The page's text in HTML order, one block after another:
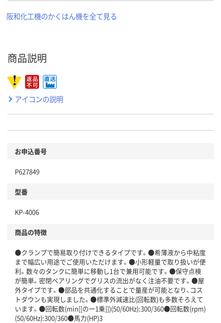
阪和化工機のかくはん機を全て見る
商品説明
アイコンの説明
お申込番号
P627849
型番
KP-4006
商品の特徴
●クランプで簡易取り付けできるタイプです。●希薄液から中粘度
まで幅広い用途でご使用いただけます。●小形軽量で取り扱いが便
利。数々のタンクに簡単に移動し1台で兼用可能です。●保守点検
が簡単。密閉ベアリングでグリスの流出がなく注油不要です。●屋
外タイプです。●部品を共通化することで量産が可能となり、コス
トダウンも実現しました。●標準外減速比(回転数)も多数そろえて
います。●回転数(min[[のー1乗]])(50/60Hz):300/360●回転数(rpm)
(50/60Hz):300/360●馬力(HP)3